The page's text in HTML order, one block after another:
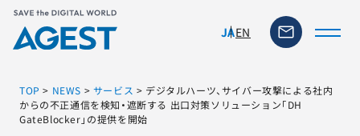
JAEN
TOP > NEWS > サービス > デジタルハーツ、サイバー攻撃による社内
からの不正通信を検知・遮断する 出口対策ソリューション「DH
GateBlocker」の提供を開始